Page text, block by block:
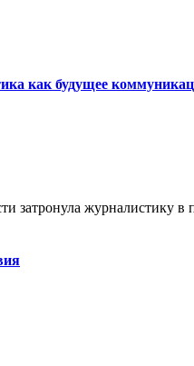
как будущее
затронула журналистику в